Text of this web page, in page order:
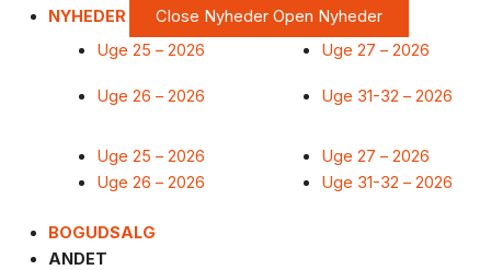
NYHEDER Close Nyheder Open Nyheder
Uge 25 – 2026
Uge 26 – 2026
Uge 27 – 2026
Uge 31-32 – 2026
Uge 25 – 2026
Uge 26 – 2026
Uge 27 – 2026
Uge 31-32 – 2026
BOGUDSALG
ANDET